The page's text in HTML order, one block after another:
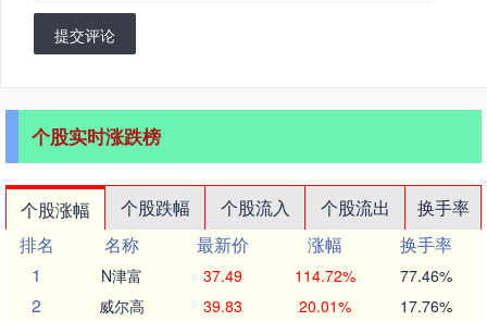
提交评论
个股实时涨跌榜
个股涨幅 个股跌幅 个股流入 个股流出
换手率
排名
名称 最新价 涨幅
换手率
1
N津富 37.49 114.72% 77.46%
2 威尔高 39.83 20.01% 17.76%